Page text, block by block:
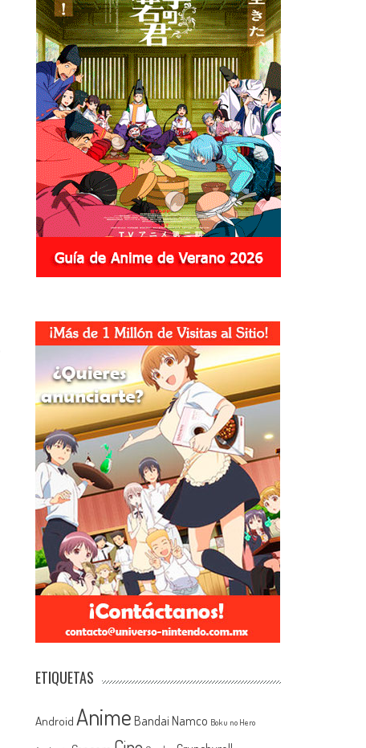
ETIQUETAS
Android Anime Bandai Namco Boku no Hero